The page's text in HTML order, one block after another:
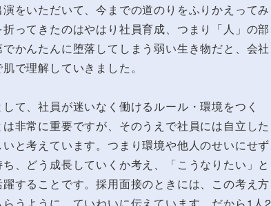
をいただいて、今までの道のりをふりかえってみ
ってきたのはやはり社員育成、つまり「人」の部
かんたんに堕落してしまう弱い生き物だと、会社
で理解していきました。
て、社員が迷いなく働けるルール・環境をつく
非常に重要ですが、そのうえで社員には自立した
と考えています。つまり環境や他人のせいにせず
、どう成長していくか考え、「こうなりたい」と
することです。採用面接のときには、この考え方
うように、ていねいに伝えています。だから1人2